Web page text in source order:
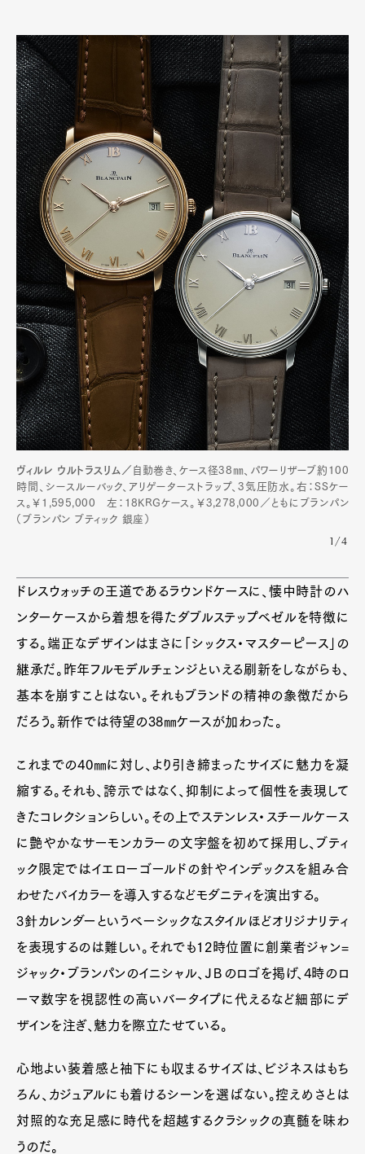
Art&Design WatchFashion
GourmetCars
ProductCultureLifestyle
Pen Membership
Magazine
Official Columnist
About
Contact
Pen Meet
ヴィルレ ウルトラスリム／ 自動巻き、ケース径38㎜、パワーリザーブ約100
時間、シースルーバック、アリゲーターストラップ、3気圧防水。右：SSケー
ス。￥1,595,000 左：18KRGケース。￥3,278,000／ともにブランパン
（ブランパン ブティック 銀座）
1/4
ドレスウォッチの王道であるラウンドケースに、懐中時計のハ
ンターケースから着想を得たダブルステップベゼルを特徴に
する。端正なデザインはまさに「シックス・マスターピース」の
継承だ。昨年フルモデルチェンジといえる刷新をしながらも、
基本を崩すことはない。それもブランドの精神の象徴だから
だろう。新作では待望の38㎜ケースが加わった。
これまでの40㎜に対し、より引き締まったサイズに魅力を凝
縮する。それも、誇示ではなく、抑制によって個性を表現して
きたコレクションらしい。その上でステンレス・スチールケース
に艶やかなサーモンカラーの文字盤を初めて採用し、ブティ
ック限定ではイエローゴールドの針やインデックスを組み合
わせたバイカラーを導入するなどモダニティを演出する。
3針カレンダーというベーシックなスタイルほどオリジナリティ
を表現するのは難しい。それでも12時位置に創業者ジャン=
ジャック・ブランパンのイニシャル、ＪＢのロゴを掲げ、4時のロ
ーマ数字を視認性の高いバータイプに代えるなど細部にデ
ザインを注ぎ、魅力を際立たせている。
心地よい装着感と袖下にも収まるサイズは、ビジネスはもち
ろん、カジュアルにも着けるシーンを選ばない。控えめさとは
対照的な充足感に時代を超越するクラシックの真髄を味わ
うのだ。